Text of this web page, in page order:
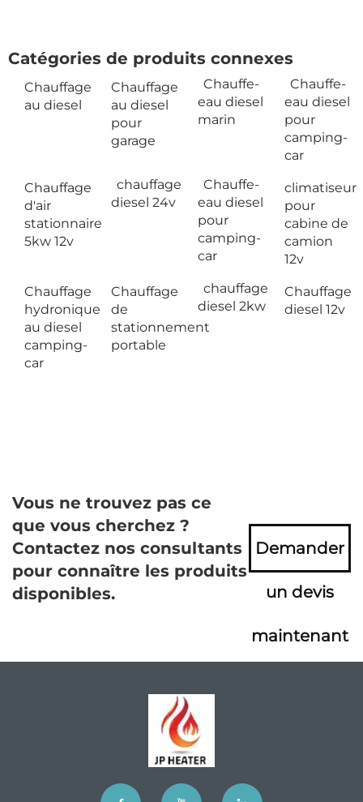
Catégories de produits connexes
Chauffage
au diesel
Chauffage
au diesel
pour
garage
Chauffe-
eau diesel
marin
Chauffe-
eau diesel
pour
camping-
car
Chauffage
d'air
stationnaire
5kw 12v
chauffage
diesel 24v
Chauffe-
eau diesel
pour
camping-
car
climatiseur
pour
cabine de
camion
12v
Chauffage
hydronique
au diesel
camping-
car
Chauffage
de
stationnement
portable
chauffage
diesel 2kw
Chauffage
diesel 12v
Vous ne trouvez pas ce
que vous cherchez ?
Contactez nos consultants
pour connaître les produits
disponibles.
Demander
un devis
maintenant